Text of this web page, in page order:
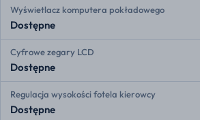
Wyświetlacz komputera pokładowego
Dostępne
Cyfrowe zegary LCD
Dostępne
Regulacja wysokości fotela kierowcy
Dostępne